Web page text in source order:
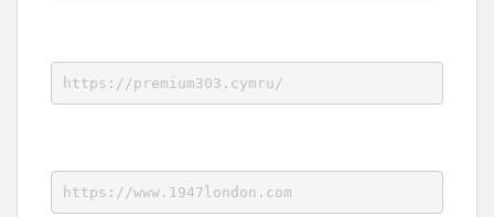
https://premium303.cymru/
https://www.1947london.com